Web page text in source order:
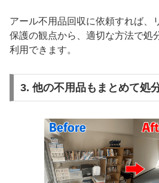
アール不用品回収に依頼すれば、
保護の観点から、適切な方法で処
利用できます。
3. 他の不用品もまとめて処